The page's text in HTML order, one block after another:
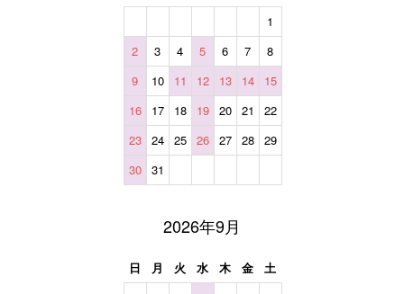
1
2
3 4 5 6 7
8
9
10 11 12 13 14
15
16
17 18 19 20 21
22
23
24 25 26 27 28
29
30
31
2026年9月
日 月 火 水 木 金
土